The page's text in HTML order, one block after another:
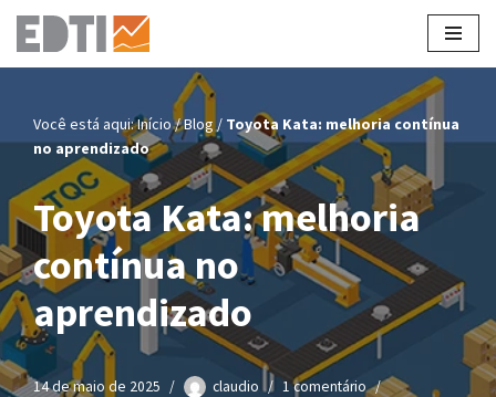
Pular
conteúdo
Você está aqui:Início/Blog / Toyota Kata: melhoria contínua
no aprendizado
Toyota Kata: melhoria
contínua no
aprendizado
14 de maio de 2025 claudio
1 comentário